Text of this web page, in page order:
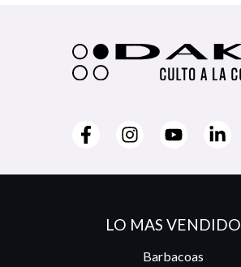
LO MAS VENDIDO
Barbacoas